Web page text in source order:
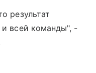
результат
и всей команды", -